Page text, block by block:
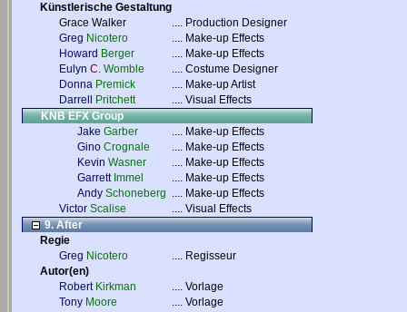
Künstlerische Gestaltung
Grace Walker
.... Production Designer
Greg Nicotero .... Make-up Effects
Howard Berger .... Make-up Effects
Eulyn C. Womble .... Costume Designer
Donna Premick .... Make-up Artist
Darrell
Pritchett .... Visual Effects
KNB EFX Group
Jake Garber .... Make-up Effects
Gino Crognale .... Make-up Effects
Kevin Wasner .... Make-up Effects
Garrett Immel .... Make-up Effects
Andy Schoneberg .... Make-up Effects
Victor Scalise .... Visual Effects
9. After
Regie
Greg Nicotero .... Regisseur
Autor(en)
Robert Kirkman .... Vorlage
Tony Moore .... Vorlage